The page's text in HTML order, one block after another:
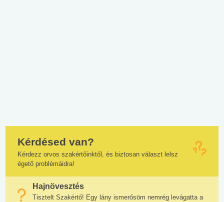
Kérdésed van?
Kérdezz orvos szakértőinktől, és biztosan választ lelsz
égető problémáidra!
Hajnövesztés
Tisztelt Szakértő! Egy lány ismerősöm nemrég levágatta a